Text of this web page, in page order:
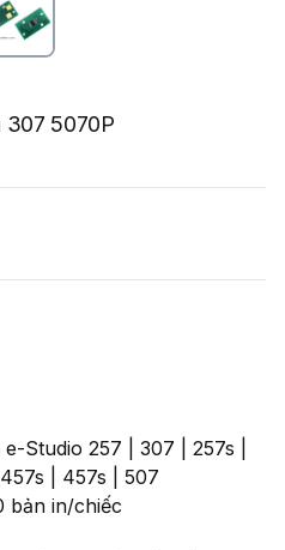
307 5070P
Studio 257 | 307 | 257s |
| 457s | 507
bản in/chiếc